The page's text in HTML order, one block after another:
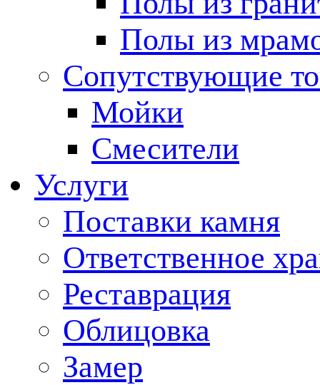
Полы из
Сопутствующие
Мойки
Смесители
Услуги
Поставки камня
Ответственное
Реставрация
Облицовка
Замер